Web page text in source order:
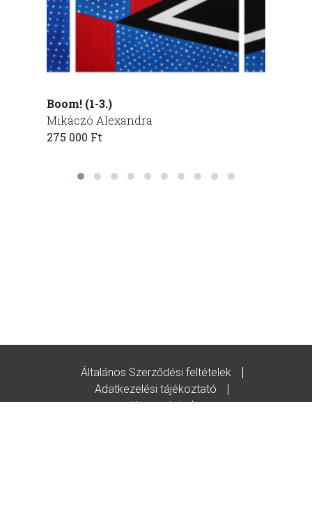
Boom! (1-3.)
Mikáczó Alexandra
275 000 Ft
Általános Szerződési feltételek
Adatkezelési tájékoztató
Kapcsolat